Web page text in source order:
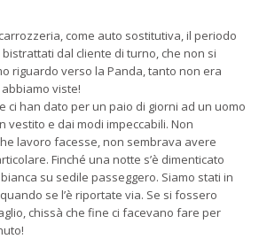
come auto sostitutiva, il periodo
dal cliente di turno, che non si
riguardo verso la Panda, tanto non era
viste!
ci han dato per un paio di giorni ad un uomo
vestito e dai modi impeccabili. Non
lavoro facesse, non sembrava avere
Finché una notte s’è dimenticato
su sedile passeggero. Siamo stati in
se l’è riportate via. Se si fossero
chissà che fine ci facevano fare per